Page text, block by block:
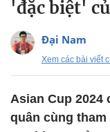
'đặc biệt'
Đại Nam
Xem các bài viết
Asian Cup
quân cùng